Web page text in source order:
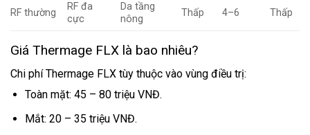
RF thường
RF đa
cực
Da tầng
nông
Thấp 4–6 Thấp
Giá Thermage FLX là bao nhiêu?
Chi phí Thermage FLX tùy thuộc vào vùng điều trị:
Toàn mặt: 45 – 80 triệu VNĐ.
Mắt: 20 – 35 triệu VNĐ.